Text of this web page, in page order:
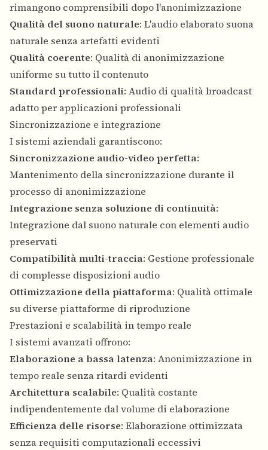
rimangono comprensibili dopo l'anonimizzazione
Qualità del suono naturale: L'audio elaborato suona
naturale senza artefatti evidenti
Qualità coerente: Qualità di anonimizzazione
uniforme su tutto il contenuto
Standard professionali: Audio di qualità broadcast
adatto per applicazioni professionali
Sincronizzazione e integrazione
I sistemi aziendali garantiscono:
Sincronizzazione audio-video perfetta:
Mantenimento della sincronizzazione durante il
processo di anonimizzazione
Integrazione senza soluzione di continuità:
Integrazione dal suono naturale con elementi audio
preservati
Compatibilità multi-traccia: Gestione professionale
di complesse disposizioni audio
Ottimizzazione della piattaforma: Qualità ottimale
su diverse piattaforme di riproduzione
Prestazioni e scalabilità in tempo reale
I sistemi avanzati offrono:
Elaborazione a bassa latenza: Anonimizzazione in
tempo reale senza ritardi evidenti
Architettura scalabile: Qualità costante
indipendentemente dal volume di elaborazione
Efficienza delle risorse: Elaborazione ottimizzata
senza requisiti computazionali eccessivi